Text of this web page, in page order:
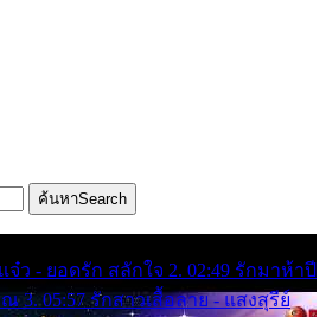
ค้นหาSearch
จ๋ว - ยอดรัก สลักใจ 2. 02:49 รักมาห้าปี
3. 05:57 รักสาวเสื้อลาย - แสงสุรีย์